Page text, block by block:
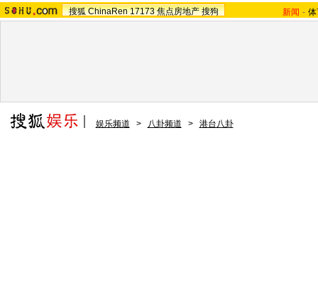
搜狐 ChinaRen 17173 焦点房地产 搜狗 新闻 -
娱乐频道 > 八卦频道 > 港台八卦